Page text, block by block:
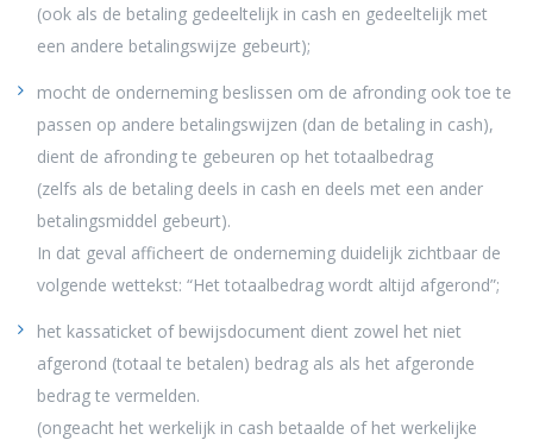
(ook als de betaling gedeeltelijk in cash en gedeeltelijk met
een andere betalingswijze gebeurt);
mocht de onderneming beslissen om de afronding ook toe te
passen op andere betalingswijzen (dan de betaling in cash),
dient de afronding te gebeuren op het totaalbedrag
(zelfs als de betaling deels in cash en deels met een ander
betalingsmiddel gebeurt).
In dat geval afficheert de onderneming duidelijk zichtbaar de
volgende wettekst: “Het totaalbedrag wordt altijd afgerond”;
het kassaticket of bewijsdocument dient zowel het niet
afgerond (totaal te betalen) bedrag als als het afgeronde
bedrag te vermelden.
(ongeacht het werkelijk in cash betaalde of het werkelijke